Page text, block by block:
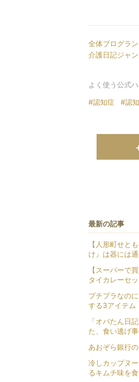
全体ブログラ
介護日記ジャ
よく使う公式
#認知症 #認
最新の記事
【人形町せと
け』は器には
【スーパーで
タイカレーセ
プチプラなの
する3アイテム
「オバたん日
た、食い逃げ
あおぞら銀行
冷しカップヌ
るキムチ味を